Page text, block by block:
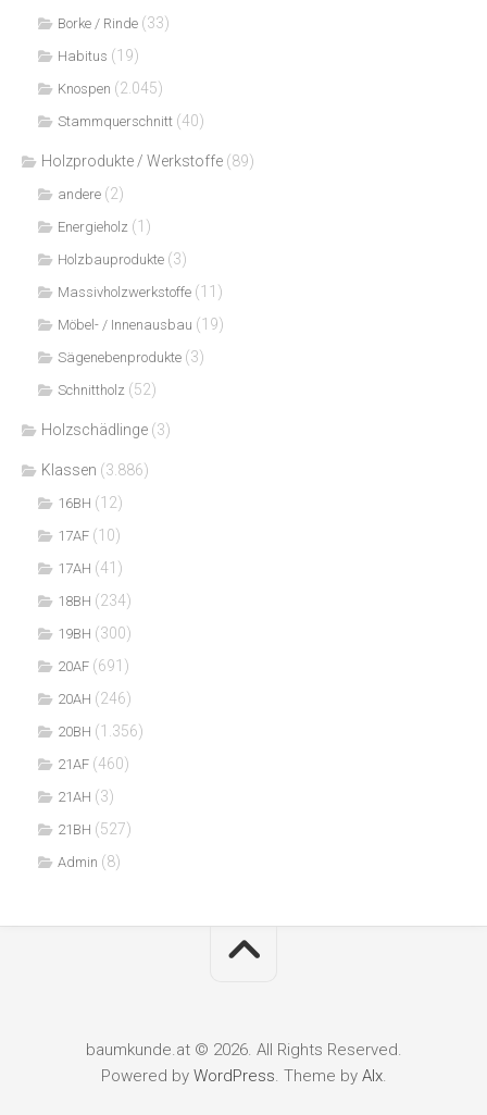
Borke / Rinde (33)
Habitus (19)
Knospen (2.045)
Stammquerschnitt (40)
Holzprodukte / Werkstoffe (89)
andere (2)
Energieholz (1)
Holzbauprodukte (3)
Massivholzwerkstoffe (11)
Möbel- / Innenausbau (19)
Sägenebenprodukte (3)
Schnittholz (52)
Holzschädlinge (3)
Klassen (3.886)
16BH (12)
17AF (10)
17AH (41)
18BH (234)
19BH (300)
20AF (691)
20AH (246)
20BH (1.356)
21AF (460)
21AH (3)
21BH (527)
Admin (8)
baumkunde.at © 2026. All Rights Reserved.
Powered by WordPress. Theme by Alx.